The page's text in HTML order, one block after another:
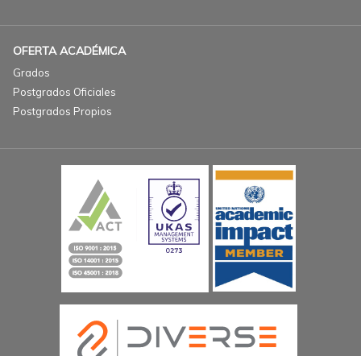
OFERTA ACADÉMICA
Grados
Postgrados Oficiales
Postgrados Propios